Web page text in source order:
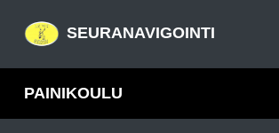
SEURANAVIGOINTI
PAINIKOULU